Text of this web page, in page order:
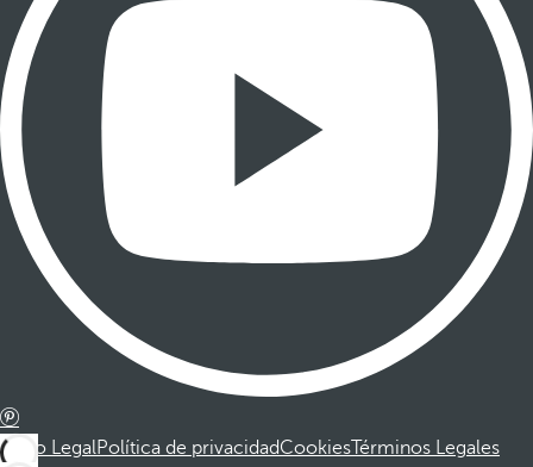
Aviso LegalPolítica de privacidadCookiesTérminos Legales